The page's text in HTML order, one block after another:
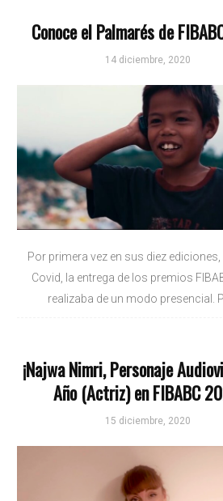
Conoce el Palmarés de
14 diciembre, 2020
Por primera vez en sus diez ediciones,
Covid, la entrega de los premios
realizaba de un modo presencial.
¡Najwa Nimri, Personaje
Año (Actriz) en FIBABC
15 diciembre, 2020